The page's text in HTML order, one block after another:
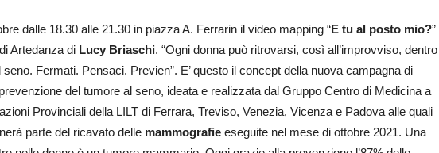
dalle 18.30 alle 21.30 in piazza A. Ferrarin il video mapping “E tu al posto mio?”
Artedanza di Lucy Briaschi. “Ogni donna può ritrovarsi, così all’improvviso, dentro
Fermati. Pensaci. Previen”. E’ questo il concept della nuova campagna di
del tumore al seno, ideata e realizzata dal Gruppo Centro di Medicina a
Provinciali della LILT di Ferrara, Treviso, Venezia, Vicenza e Padova alle quali
parte del ricavato delle mammografie eseguite nel mese di ottobre 2021. Una